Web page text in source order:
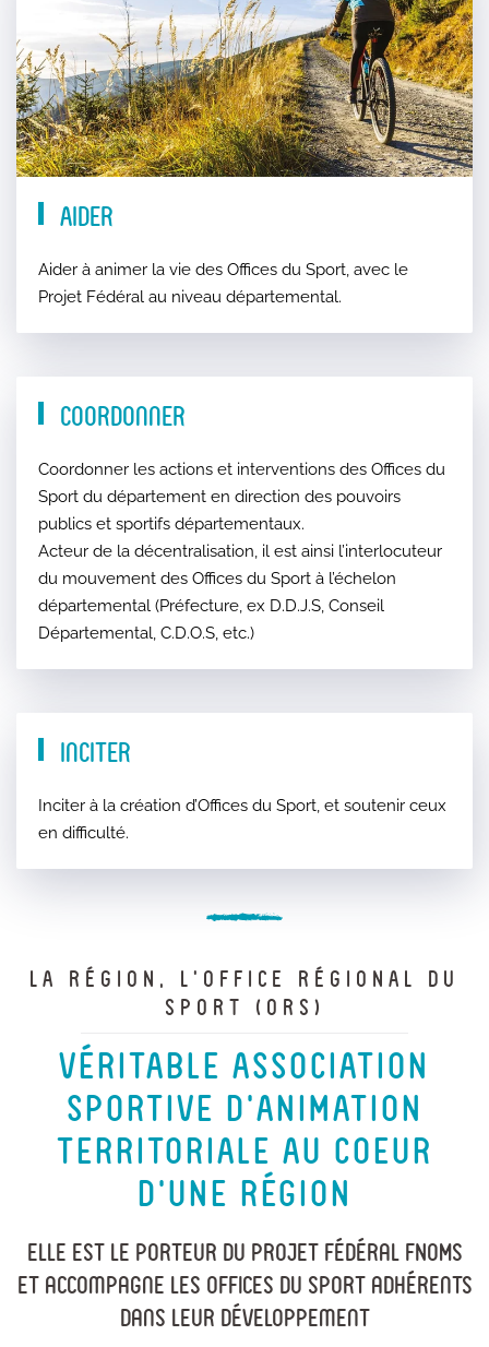
Aider
Aider à animer la vie des Offices du Sport, avec le
Projet Fédéral au niveau départemental.
Coordonner
Coordonner les actions et interventions des Offices du
Sport du département en direction des pouvoirs
publics et sportifs départementaux.
Acteur de la décentralisation, il est ainsi l’interlocuteur
du mouvement des Offices du Sport à l’échelon
départemental (Préfecture, ex D.D.J.S, Conseil
Départemental, C.D.O.S, etc.)
Inciter
Inciter à la création d’Offices du Sport, et soutenir ceux
en difficulté.
LA RÉGION, L’OFFICE RÉGIONAL DU
SPORT (ORS)
VÉRITABLE ASSOCIATION
SPORTIVE D’ANIMATION
TERRITORIALE AU COEUR
D’UNE RÉGION
Elle est le porteur du Projet Fédéral FNOMS
et accompagne les offices du Sport adhérents
dans leur développement